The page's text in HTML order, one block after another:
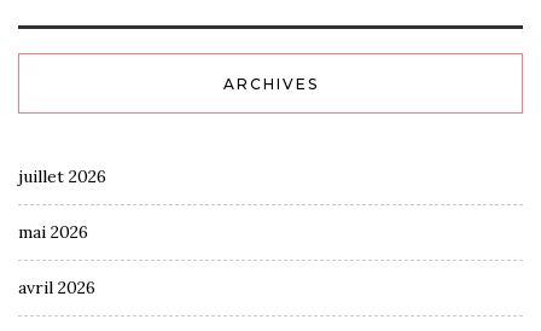
ARCHIVES
juillet 2026
mai 2026
avril 2026